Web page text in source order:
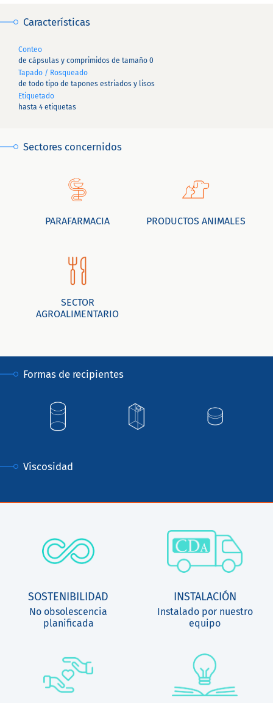
Características
Conteo
de cápsulas y comprimidos de tamaño 0
Tapado / Rosqueado
de todo tipo de tapones estriados y lisos
Etiquetado
hasta 4 etiquetas
Sectores concernidos
PARAFARMACIA PRODUCTOS ANIMALES
SECTOR
AGROALIMENTARIO
Formas de recipientes
Viscosidad
SOSTENIBILIDAD
No obsolescencia
planificada
INSTALACIÓN
Instalado por nuestro
equipo